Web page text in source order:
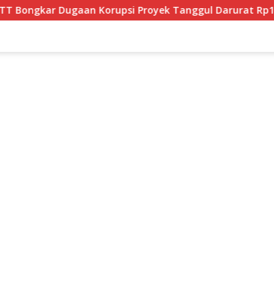
Proyek Tanggul Darurat Rp12 Miliar di Malaka